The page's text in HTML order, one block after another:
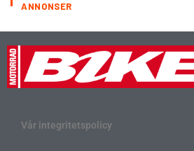
ANNONSER
Vår integritetspolicy